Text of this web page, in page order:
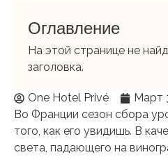
Оглавление
На этой странице не
заголовка.
One Hotel Privé Март
Во Франции сезон сбора
того, как его увидишь. В
света, падающего на